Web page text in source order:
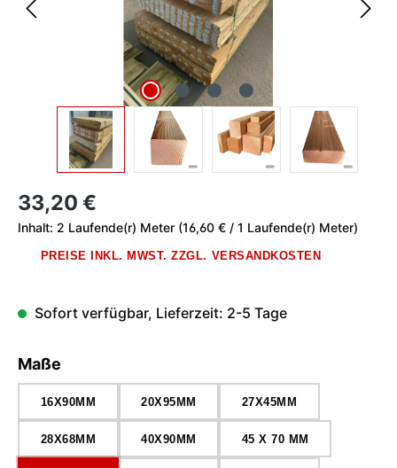
Regulärer Preis:
33,20 €
Inhalt: 2 Laufende(r) Meter (16,60 € / 1 Laufende(r) Meter)
PREISE INKL. MWST. ZZGL. VERSANDKOSTEN
Sofort verfügbar, Lieferzeit: 2-5 Tage
Maße
16X90MM 20X95MM 27X45MM
28X68MM 40X90MM 45 X 70 MM